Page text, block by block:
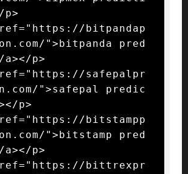
p>
bitpandap
">bitpanda pred
p>
safepalpr
">safepal predic
p>
bitstampp
">bitstamp pred
p>
bittrexpr